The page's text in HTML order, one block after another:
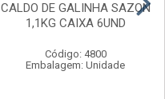
CALDO DE GALINHA SAZON
1,1KG CAIXA 6UND
Código: 4800
Embalagem: Unidade